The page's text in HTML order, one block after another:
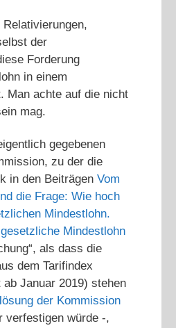
der
Forderung
in einem
Man achte auf die nicht
mag.
gegebenen
zu der die
in den Beiträgen Vom
die Frage: Wie hoch
Mindestlohn.
Mindestlohn
als dass die
dem Tarifindex
Januar 2019) stehen
der Kommission
verfestigen würde -,